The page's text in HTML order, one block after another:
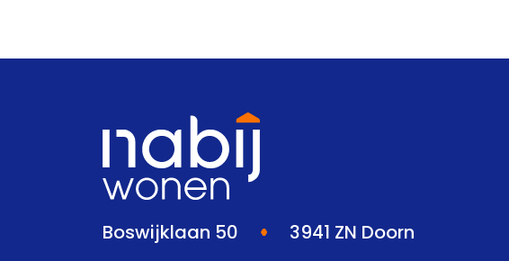
Boswijklaan 50 3941 ZN Doorn